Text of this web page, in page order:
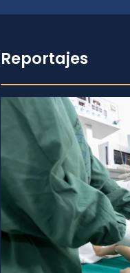
Reportajes